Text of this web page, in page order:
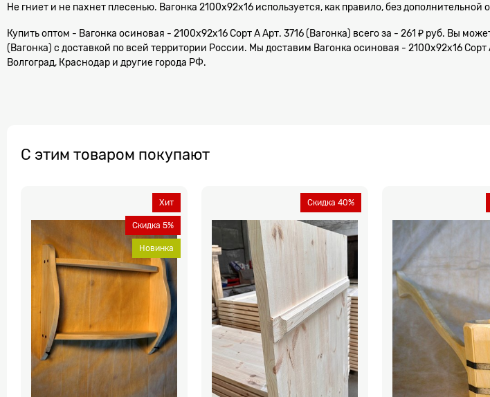
Не гниет и не пахнет плесенью. Вагонка 2100x92x16 используется, как правило, без дополнительной
Купить оптом - Вагонка осиновая - 2100x92x16 Сорт А Арт. 3716 (Вагонка) всего за - 261 ₽ руб. Вы
(Вагонка) с доставкой по всей территории России. Мы доставим Вагонка осиновая - 2100x92x16
Волгоград, Краснодар и другие города РФ.
С этим товаром покупают
Хит
Скидка 5%
Новинка
Скидка 40%